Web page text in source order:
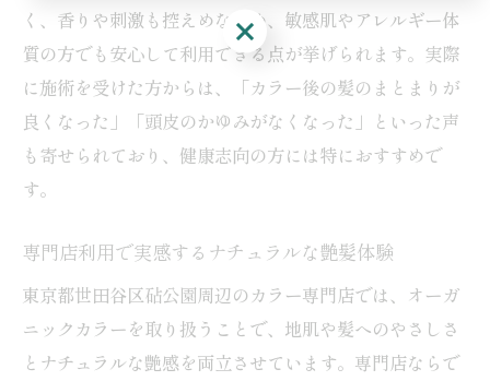
く、香りや刺激も控えめなため、敏感肌やアレルギー体
質の方でも安心して利用できる点が挙げられます。実際
に施術を受けた方からは、「カラー後の髪のまとまりが
良くなった」「頭皮のかゆみがなくなった」といった声
も寄せられており、健康志向の方には特におすすめで
す。
専門店利用で実感するナチュラルな艶髪体験
東京都世田谷区砧公園周辺のカラー専門店では、オーガ
ニックカラーを取り扱うことで、地肌や髪へのやさしさ
とナチュラルな艶感を両立させています。専門店ならで
ご予約はこちら